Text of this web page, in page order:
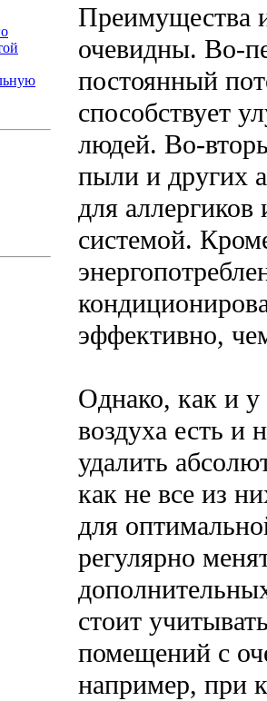
Преимущества
очевидны. Во-
постоянный
способствует
людей. Во-
пыли и других
для
системой.
эффективно,
Однако, как и у
воздуха есть и
удалить
как не все из
для
регулярно
стоит
помещений с
например, при